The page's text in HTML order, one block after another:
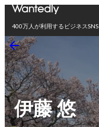
400万人が利用するビジネスSNS
伊藤 悠